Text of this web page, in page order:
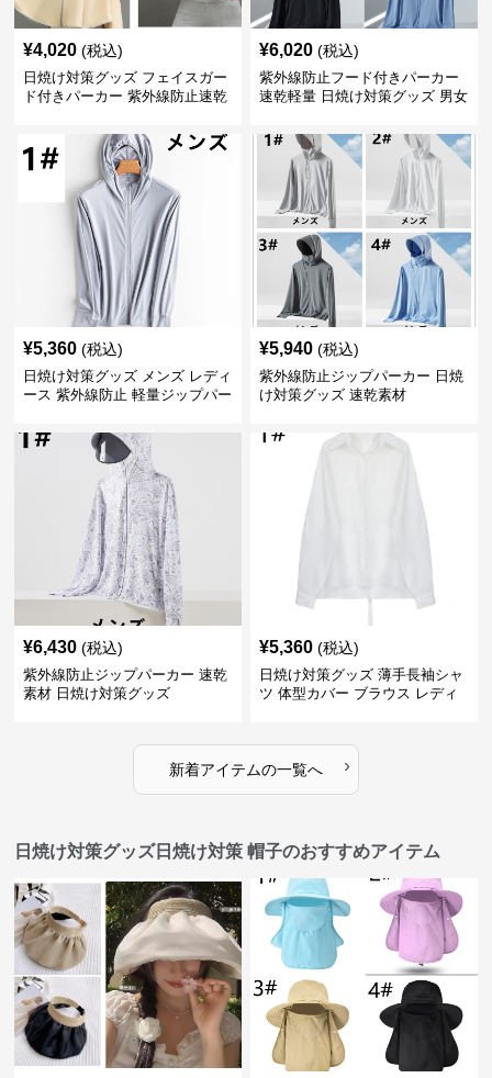
¥4,020 (税込)
日焼け対策グッズ フェイスガー
ド付きパーカー 紫外線防止速乾
¥6,020 (税込)
紫外線防止フード付きパーカー
速乾軽量 日焼け対策グッズ 男女
¥5,360 (税込)
日焼け対策グッズ メンズ レディ
ース 紫外線防止 軽量ジップパー
¥5,940 (税込)
紫外線防止ジップパーカー 日焼
け対策グッズ 速乾素材
¥6,430 (税込)
紫外線防止ジップパーカー 速乾
素材 日焼け対策グッズ
¥5,360 (税込)
日焼け対策グッズ 薄手長袖シャ
ツ 体型カバー ブラウス レディ
新着アイテムの一覧へ ›
日焼け対策グッズ日焼け対策 帽子のおすすめアイテム